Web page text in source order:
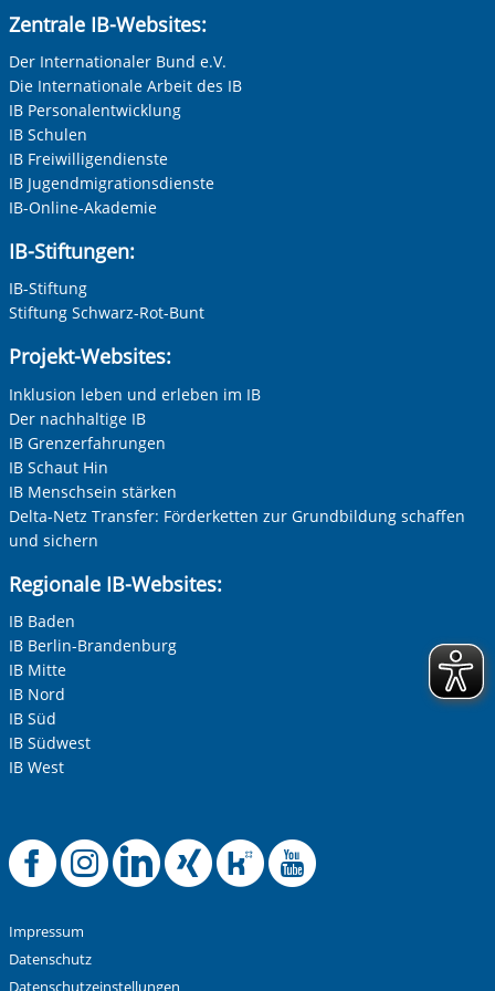
Neujahr)
und heilpädagogische Maßnahmen. Außerdem beraten
sie die Eltern bei Erziehungsfragen.
Die Kita ist Montag bis Freitag, jeweils von 6.00 bis 18.00
Uhr geöffent - keine Sommerschließzeit.
Anrede*
Keine Angabe
Frau
Herr
Neutrale Anrede
Unternehmen
Nachname, Vorname
Ihre E-Mail-Adresse
Betreff ihrer Anfrage
Ihre Nachricht
Zentrale IB-Websites:
Der Internationaler Bund e.V.
Die Internationale Arbeit des IB
IB Personalentwicklung
IB Schulen
IB Freiwilligendienste
IB Jugendmigrationsdienste
IB-Online-Akademie
IB-Stiftungen:
IB-Stiftung
Stiftung Schwarz-Rot-Bunt
Projekt-Websites:
Inklusion leben und erleben im IB
Der nachhaltige IB
IB Grenzerfahrungen
IB Schaut Hin
IB Menschsein stärken
Delta-Netz Transfer: Förderketten zur Grundbildung schaffen
und sichern
Regionale IB-Websites:
IB Baden
IB Berlin-Brandenburg
IB Mitte
IB Nord
IB Süd
IB Südwest
IB West
Offizielle
Offizielle
Offizielle
Offizielle
Offizielle
Impressum
Datenschutz
Datenschutzeinstellungen